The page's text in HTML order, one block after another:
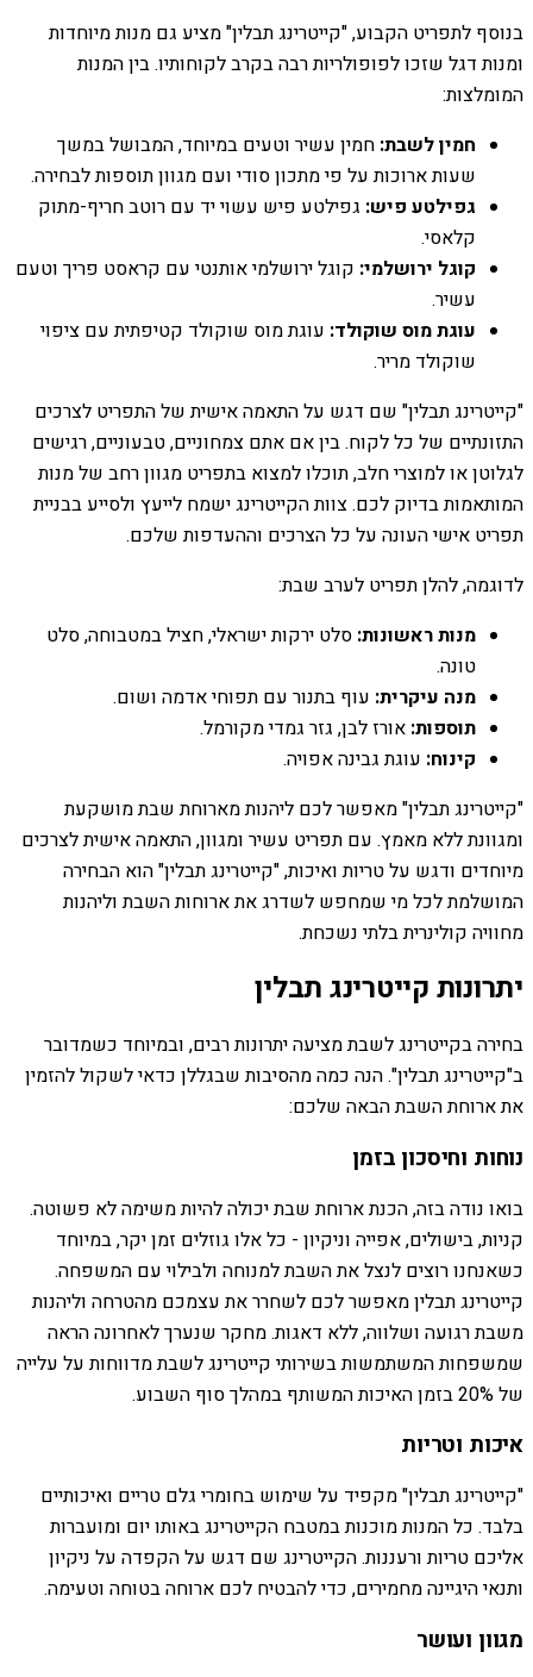
בנוסף לתפריט הקבוע, "קייטרינג תבלין" מציע גם מנות מיוחדות
ומנות דגל שזכו לפופולריות רבה בקרב לקוחותיו. בין המנות
המומלצות:
חמין לשבת: חמין עשיר וטעים במיוחד, המבושל במשך
שעות ארוכות על פי מתכון סודי ועם מגוון תוספות לבחירה.
גפילטע פיש: גפילטע פיש עשוי יד עם רוטב חריף-מתוק
קלאסי.
קוגל ירושלמי: קוגל ירושלמי אותנטי עם קראסט פריך וטעם
עשיר.
עוגת מוס שוקולד: עוגת מוס שוקולד קטיפתית עם ציפוי
שוקולד מריר.
"קייטרינג תבלין" שם דגש על התאמה אישית של התפריט לצרכים
התזונתיים של כל לקוח. בין אם אתם צמחוניים, טבעוניים, רגישים
לגלוטן או למוצרי חלב, תוכלו למצוא בתפריט מגוון רחב של מנות
המותאמות בדיוק לכם. צוות הקייטרינג ישמח לייעץ ולסייע בבניית
תפריט אישי העונה על כל הצרכים וההעדפות שלכם.
לדוגמה, להלן תפריט לערב שבת:
מנות ראשונות: סלט ירקות ישראלי, חציל במטבוחה, סלט
טונה.
מנה עיקרית: עוף בתנור עם תפוחי אדמה ושום.
תוספות: אורז לבן, גזר גמדי מקורמל.
קינוח: עוגת גבינה אפויה.
"קייטרינג תבלין" מאפשר לכם ליהנות מארוחת שבת מושקעת
ומגוונת ללא מאמץ. עם תפריט עשיר ומגוון, התאמה אישית לצרכים
מיוחדים ודגש על טריות ואיכות, "קייטרינג תבלין" הוא הבחירה
המושלמת לכל מי שמחפש לשדרג את ארוחות השבת וליהנות
מחוויה קולינרית בלתי נשכחת.
יתרונות קייטרינג תבלין
בחירה בקייטרינג לשבת מציעה יתרונות רבים, ובמיוחד כשמדובר
ב"קייטרינג תבלין". הנה כמה מהסיבות שבגללן כדאי לשקול להזמין
את ארוחת השבת הבאה שלכם:
נוחות וחיסכון בזמן
בואו נודה בזה, הכנת ארוחת שבת יכולה להיות משימה לא פשוטה.
קניות, בישולים, אפייה וניקיון - כל אלו גוזלים זמן יקר, במיוחד
כשאנחנו רוצים לנצל את השבת למנוחה ולבילוי עם המשפחה.
קייטרינג תבלין מאפשר לכם לשחרר את עצמכם מהטרחה וליהנות
משבת רגועה ושלווה, ללא דאגות. מחקר שנערך לאחרונה הראה
שמשפחות המשתמשות בשירותי קייטרינג לשבת מדווחות על עלייה
של 20% בזמן האיכות המשותף במהלך סוף השבוע.
איכות וטריות
"קייטרינג תבלין" מקפיד על שימוש בחומרי גלם טריים ואיכותיים
בלבד. כל המנות מוכנות במטבח הקייטרינג באותו יום ומועברות
אליכם טריות ורעננות. הקייטרינג שם דגש על הקפדה על ניקיון
ותנאי היגיינה מחמירים, כדי להבטיח לכם ארוחה בטוחה וטעימה.
מגוון ועושר